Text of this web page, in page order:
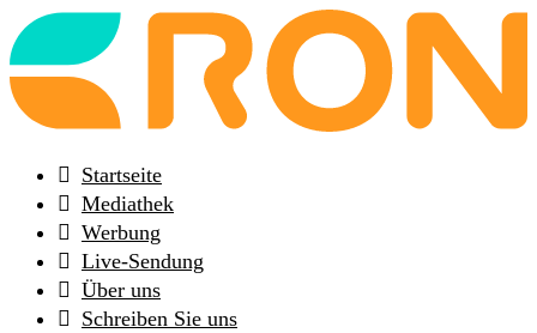
Back
to
frontpage
Startseite
Mediathek
Werbung
Live-Sendung
Über uns
Schreiben Sie uns